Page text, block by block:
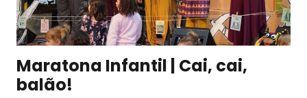
Maratona Infantil | Cai, cai,
balão!